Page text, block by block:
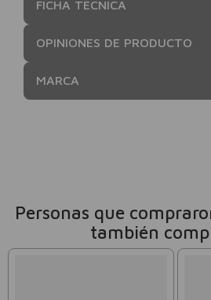
FICHA TÉCNICA
OPINIONES DE PRODUCTO
MARCA
Personas que
también